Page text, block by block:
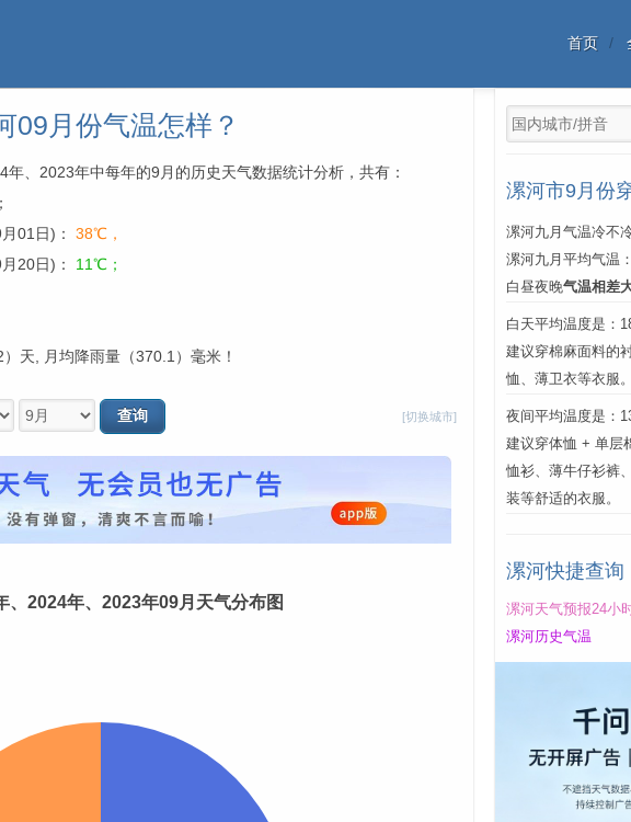
首页
09月份气温怎样？
、2023年中每年的9月的历史天气数据统计分析，共有：
01日)： 38℃，
20日)： 11℃；
天, 月均降雨量（370.1）毫米！
[切换城市]
、2024年、2023年09月天气分布图
漯河市9月份
漯河九月气温冷不
漯河九月平均气温
白昼夜晚气温相差
白天平均温度是：
建议穿棉麻面料的
恤、薄卫衣等衣服
夜间平均温度是：
建议穿体恤 + 单层
恤衫、薄牛仔衫裤
装等舒适的衣服。
漯河快捷查询
漯河天气预报24小
漯河历史气温